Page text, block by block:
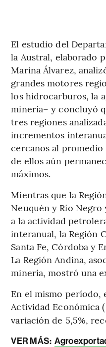
El estudio del
la Austral, elaborado
Marina Álvarez,
grandes motores
los hidrocarburos, la
minería– y concluyó
tres regiones
incrementos
cercanos al promedio
de ellos aún
máximos.
Mientras que la
Neuquén y Río
a la actividad
interanual, la Región
Santa Fe, Córdoba y
La Región Andina,
minería, mostró una
En el mismo período,
Actividad Económica (
variación de 5,5%,
VER MÁS: